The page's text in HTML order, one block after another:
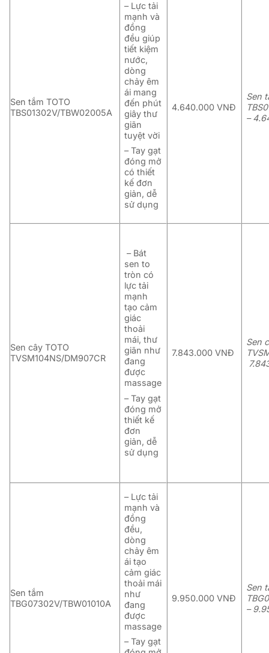
Sen tắm TOTO
TBS01302V/TBW02005A
– Lực tải
mạnh và
đồng
đều giúp
tiết kiệm
nước,
dòng
chảy êm
ái mang
đến phút
giây thư
giãn
tuyệt vời
– Tay gạt
đóng mở
có thiết
kế đơn
giản, dễ
sử dụng
4.640.000 VNĐ
Sen
–
Sen cây TOTO
TVSM104NS/DM907CR
– Bát
sen to
tròn có
lực tải
mạnh
tạo cảm
giác
thoải
mái, thư
giãn như
đang
được
massage
– Tay gạt
đóng mở
thiết kế
đơn
giản, dễ
sử dụng
7.843.000 VNĐ
Sen
Sen tắm
TBG07302V/TBW01010A
– Lực tải
mạnh và
đồng
đều,
dòng
chảy êm
ái tạo
cảm giác
thoải mái
như
đang
được
massage
– Tay gạt
9.950.000 VNĐ
Sen
–